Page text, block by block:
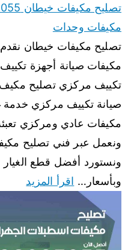
مكيفات وحدات
مكيفات صيانة أجهزة
تكييف مركزي تصليح مكيف
صيانة تكييف مركزي
مكيفات عادي ومركزي
ونعمل عبر فني تصليح
ونستورد أفضل قطع الغيار
وبأسعار… اقرأ المزيد